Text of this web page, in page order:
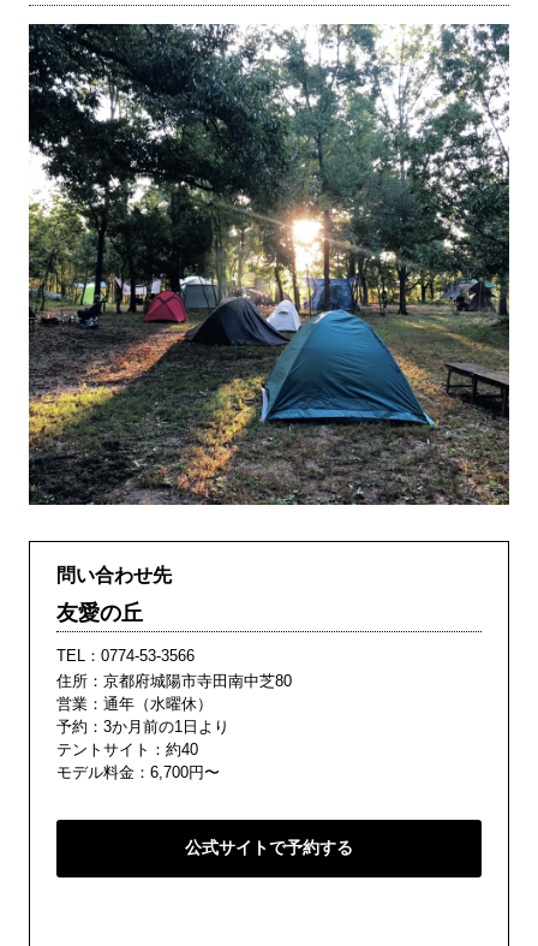
問い合わせ先
友愛の丘
TEL： 0774-53-3566
住所：京都府城陽市寺田南中芝80
営業：通年（水曜休）
予約：3か月前の1日より
テントサイト：約40
モデル料金：6,700円〜
公式サイトで予約する